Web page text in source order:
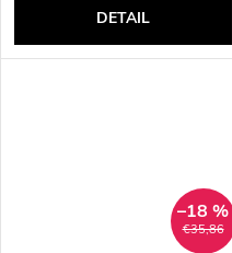
DETAIL
€35,86
–18 %